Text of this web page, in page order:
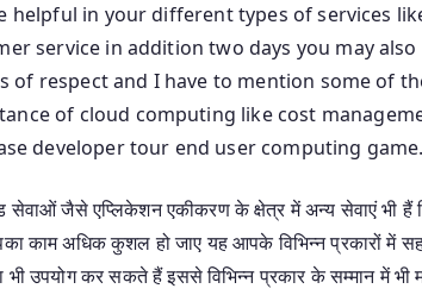
helpful in your different types of services
service in addition two days you may also
of respect and I have to mention some of
of cloud computing like cost
developer tour end user computing game.
जैसे एप्लिकेशन एकीकरण के क्षेत्र में अन्य सेवाएं भी
काम अधिक कुशल हो जाए यह आपके विभिन्न प्रकारों में
उपयोग कर सकते हैं इससे विभिन्न प्रकार के सम्मान में